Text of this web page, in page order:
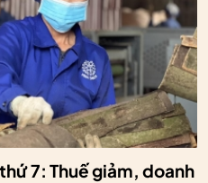
7: Thuế giảm, doanh